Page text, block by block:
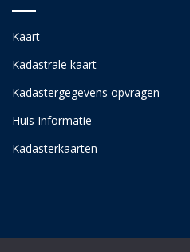
Kaart
Kadastrale kaart
Kadastergegevens opvragen
Huis Informatie
Kadasterkaarten